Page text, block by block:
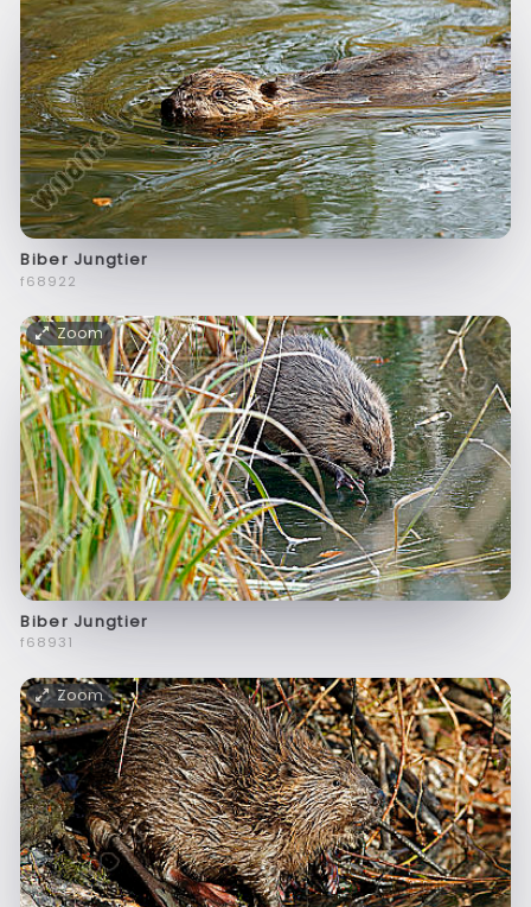
Biber Jungtier
f68922
Zoom
Biber Jungtier
f68931
Zoom